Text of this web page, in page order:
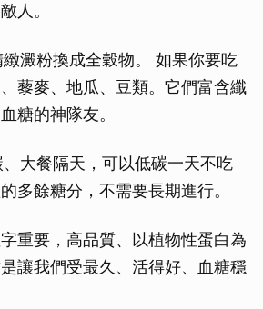
人。
澱粉換成全穀物。 如果你要吃
藜麥、地瓜、豆類。它們富含纖
糖的神隊友。
大餐隔天，可以低碳一天不吃
多餘糖分，不需要長期進行。
重要，高品質、以植物性蛋白為
讓我們受最久、活得好、血糖穩